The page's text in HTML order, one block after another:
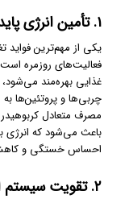
۱. تأمین انرژی پایدار برای فعالیت‌های روزانه
یکی از مهم‌ترین فواید
فعالیت‌های روزمره
غذایی بهره‌مند می‌شود،
چربی‌ها و پروتئین‌ها
مصرف متعادل
باعث می‌شود که انرژی
احساس خستگی و کاهش
۲. تقویت سیستم ایمنی بدن و پیشگیری از بیماری‌ها